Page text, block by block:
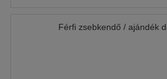
Férfi zsebkendő / ajándék